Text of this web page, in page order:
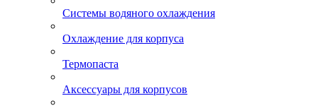
Системы водяного охлаждения
Охлаждение для корпуса
Термопаста
Аксессуары для корпусов